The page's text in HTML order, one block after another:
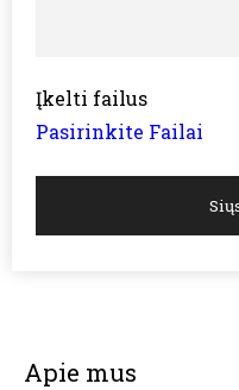
Įkelti failus
Pasirinkite Failai
Apie mus